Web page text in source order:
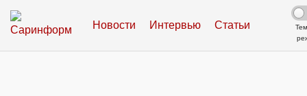
Новости Интервью Статьи